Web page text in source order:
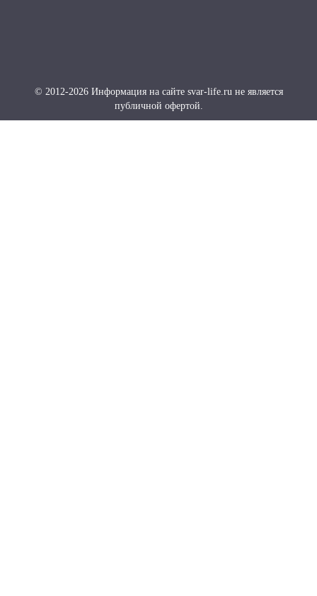
© 2012-2026 Информация на сайте svar-life.ru не является
публичной офертой.